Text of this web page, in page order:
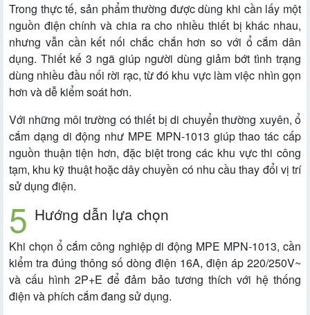
Trong thực tế, sản phẩm thường được dùng khi cần lấy một
nguồn điện chính và chia ra cho nhiều thiết bị khác nhau,
nhưng vẫn cần kết nối chắc chắn hơn so với ổ cắm dân
dụng. Thiết kế 3 ngã giúp người dùng giảm bớt tình trạng
dùng nhiều đầu nối rời rạc, từ đó khu vực làm việc nhìn gọn
hơn và dễ kiểm soát hơn.
Với những môi trường có thiết bị di chuyển thường xuyên, ổ
cắm dạng di động như MPE MPN-1013 giúp thao tác cấp
nguồn thuận tiện hơn, đặc biệt trong các khu vực thi công
tạm, khu kỹ thuật hoặc dây chuyền có nhu cầu thay đổi vị trí
sử dụng điện.
Hướng dẫn lựa chọn
Khi chọn ổ cắm công nghiệp di động MPE MPN-1013, cần
kiểm tra đúng thông số dòng điện 16A, điện áp 220/250V~
và cấu hình 2P+E để đảm bảo tương thích với hệ thống
điện và phích cắm đang sử dụng.